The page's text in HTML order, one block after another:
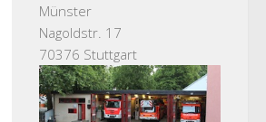
Münster
Nagoldstr. 17
70376 Stuttgart